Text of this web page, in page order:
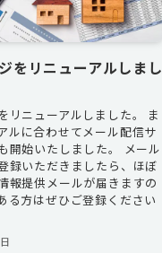
をリニューアルしまし
リニューアルしました。 ま
ルに合わせてメール配信サ
開始いたしました。 メール
録いただきましたら、ほぼ
報提供メールが届きますの
る方はぜひご登録ください